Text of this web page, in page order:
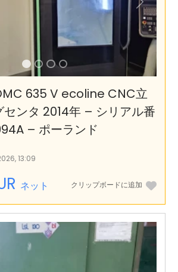
次
635 V ecoline CNC立
センタ 2014年 – シリアル番
– ポーランド
13:09
ネット クリップボードに追加